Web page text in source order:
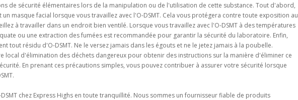
de sécurité élémentaires lors de la manipulation ou de l'utilisation de cette substance. Tout d'abord,
masque facial lorsque vous travaillez avec l'O-DSMT. Cela vous protégera contre toute exposition au
à travailler dans un endroit bien ventilé. Lorsque vous travaillez avec l'O-DSMT à des températures
ou une extraction des fumées est recommandée pour garantir la sécurité du laboratoire. Enfin,
tout résidu d'O-DSMT. Ne le versez jamais dans les égouts et ne le jetez jamais à la poubelle.
local d'élimination des déchets dangereux pour obtenir des instructions sur la manière d'éliminer ce
En prenant ces précautions simples, vous pouvez contribuer à assurer votre sécurité lorsque
chez Express Highs en toute tranquillité. Nous sommes un fournisseur fiable de produits